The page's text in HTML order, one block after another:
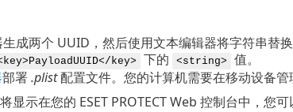
成两个 UUID，然后使用文本编辑器将字符串替
key> 下的 <string>
值。
部署.plist配置文件。您的计算机需要在移动设备管
示在您的 ESET PROTECT Web 控制台中，您可